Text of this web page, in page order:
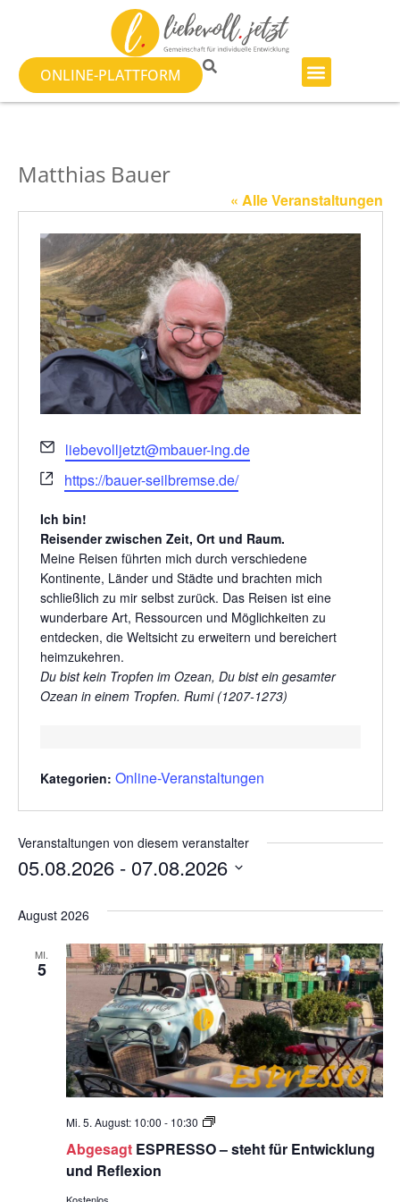
ONLINE-PLATTFORM
Matthias Bauer
« Alle Veranstaltungen
Email
liebevolljetzt@mbauer-ing.de
Webseite
https://bauer-seilbremse.de/
Ich bin!
Reisender zwischen Zeit, Ort und Raum.
Meine Reisen führten mich durch verschiedene
Kontinente, Länder und Städte und brachten mich
schließlich zu mir selbst zurück. Das Reisen ist eine
wunderbare Art, Ressourcen und Möglichkeiten zu
entdecken, die Weltsicht zu erweitern und bereichert
heimzukehren.
Du bist kein Tropfen im Ozean, Du bist ein gesamter
Ozean in einem Tropfen. Rumi (1207-1273)
Kategorien: Online-Veranstaltungen
Veranstaltungen von diesem veranstalter
05.08.2026 - 07.08.2026
August 2026
MI.
5
Abgesagt ESPRESSO – steht für Entwicklung
und Reflexion
Mi. 5. August: 10:00 - 10:30
ESPrESSO
ein
geschützter
Kostenlos